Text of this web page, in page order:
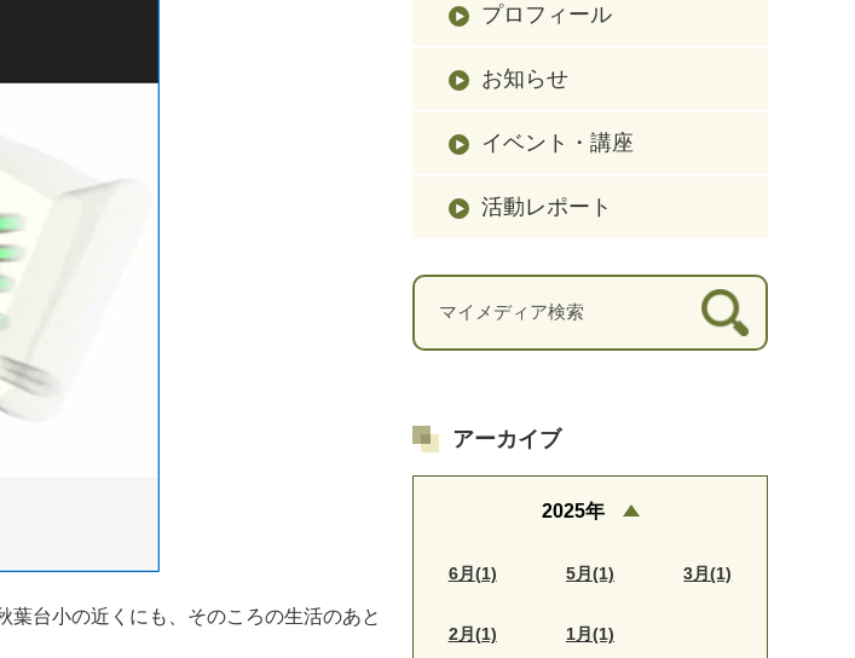
台小の近くにも、そのころの生活のあと
プロフィール
お知らせ
イベント・講座
活動レポート
アーカイブ
2025年
6月(1) 5月(1) 3月(1)
2月(1) 1月(1)